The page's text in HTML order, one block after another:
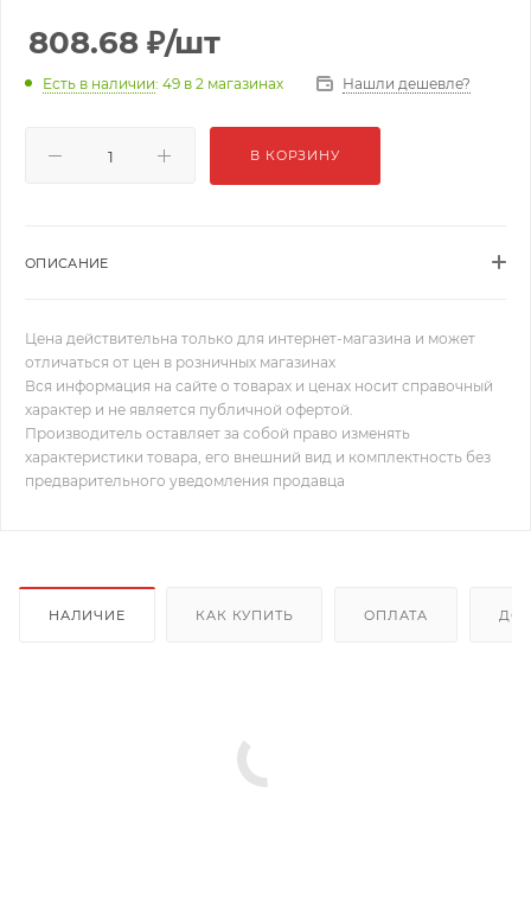
808.68 ₽/шт
Есть в наличии: 49 в 2 магазинах Нашли дешевле?
В КОРЗИНУ
ОПИСАНИЕ
Цена действительна только для интернет-магазина и может
отличаться от цен в розничных магазинах
Вся информация на сайте о товарах и ценах носит справочный
характер и не является публичной офертой.
Производитель оставляет за собой право изменять
характеристики товара, его внешний вид и комплектность без
предварительного уведомления продавца
НАЛИЧИЕ КАК КУПИТЬ ОПЛАТА